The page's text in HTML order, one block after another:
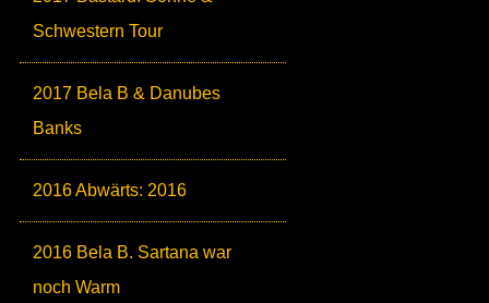
Schwestern Tour
2017 Bela B & Danubes
Banks
2016 Abwärts: 2016
2016 Bela B. Sartana war
noch Warm